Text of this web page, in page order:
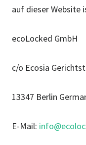
auf dieser Website
ecoLocked GmbH
c/o Ecosia
13347 Berlin
E-Mail: